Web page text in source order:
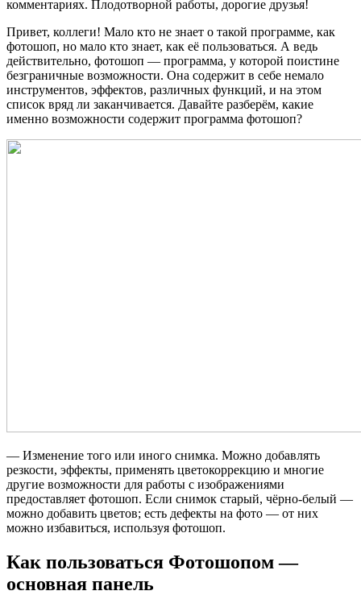
комментариях. Плодотворной работы, дорогие друзья!
Привет, коллеги! Мало кто не знает о такой программе, как
фотошоп, но мало кто знает, как её пользоваться. А ведь
действительно, фотошоп — программа, у которой поистине
безграничные возможности. Она содержит в себе немало
инструментов, эффектов, различных функций, и на этом
список вряд ли заканчивается. Давайте разберём, какие
именно возможности содержит программа фотошоп?
— Изменение того или иного снимка. Можно добавлять
резкости, эффекты, применять цветокоррекцию и многие
другие возможности для работы с изображениями
предоставляет фотошоп. Если снимок старый, чёрно-белый —
можно добавить цветов; есть дефекты на фото — от них
можно избавиться, используя фотошоп.
Как пользоваться Фотошопом —
основная панель